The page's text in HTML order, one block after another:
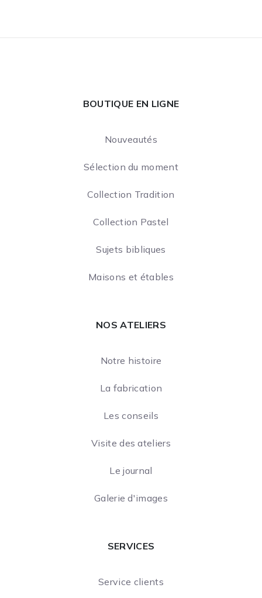
BOUTIQUE EN LIGNE
Nouveautés
Sélection du moment
Collection Tradition
Collection Pastel
Sujets bibliques
Maisons et étables
NOS ATELIERS
Notre histoire
La fabrication
Les conseils
Visite des ateliers
Le journal
Galerie d'images
SERVICES
Service clients